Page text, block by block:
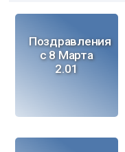
Поздравления
с 8 Марта
2.01